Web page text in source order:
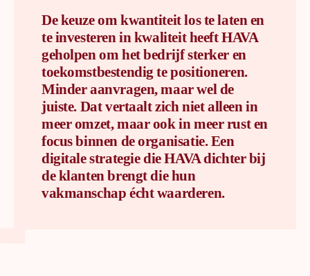
De keuze om kwantiteit los te laten en
te investeren in kwaliteit heeft HAVA
geholpen om het bedrijf sterker en
toekomstbestendig te positioneren.
Minder aanvragen, maar wel de
juiste. Dat vertaalt zich niet alleen in
meer omzet, maar ook in meer rust en
focus binnen de organisatie. Een
digitale strategie die HAVA dichter bij
de klanten brengt die hun
vakmanschap écht waarderen.